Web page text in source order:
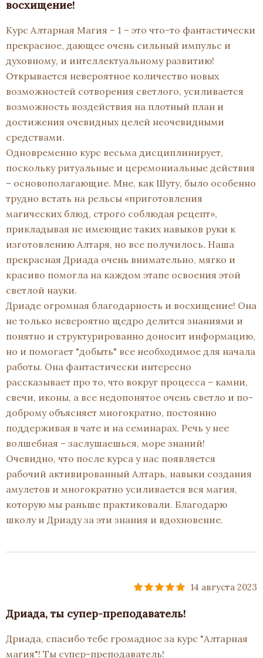
восхищение!
Курс Алтарная Магия – 1 – это что-то фантастически
прекрасное, дающее очень сильный импульс и
духовному, и интеллектуальному развитию!
Открывается невероятное количество новых
возможностей сотворения светлого, усиливается
возможность воздействия на плотный план и
достижения очевидных целей неочевидными
средствами.
Одновременно курс весьма дисциплинирует,
поскольку ритуальные и церемониальные действия
– основополагающие. Мне, как Шуту, было особенно
трудно встать на рельсы «приготовления
магических блюд, строго соблюдая рецепт»,
прикладывая не имеющие таких навыков руки к
изготовлению Алтаря, но все получилось. Наша
прекрасная Дриада очень внимательно, мягко и
красиво помогла на каждом этапе освоения этой
светлой науки.
Дриаде огромная благодарность и восхищение! Она
не только невероятно щедро делится знаниями и
понятно и структурированно доносит информацию,
но и помогает "добыть" все необходимое для начала
работы. Она фантастически интересно
рассказывает про то, что вокруг процесса – камни,
свечи, иконы, а все недопонятое очень светло и по-
доброму объясняет многократно, постоянно
поддерживая в чате и на семинарах. Речь у нее
волшебная – заслушаешься, море знаний!
Очевидно, что после курса у нас появляется
рабочий активированный Алтарь, навыки создания
амулетов и многократно усиливается вся магия,
которую мы раньше практиковали. Благодарю
школу и Дриаду за эти знания и вдохновение.
14 августа 2023
Дриада, ты супер-преподаватель!
Дриада, спасибо тебе громадное за курс "Алтарная
магия"! Ты супер-преподаватель!